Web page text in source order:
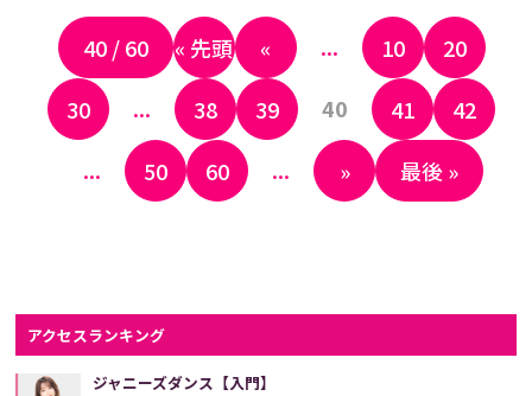
40 / 60 « 先頭 « ... 10
20
30
... 38 39 40 41
42
...
50 60 ... » 最後 »
アクセスランキング
ジャニーズダンス【入門】